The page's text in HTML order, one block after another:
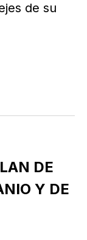
de su
DE
Y DE